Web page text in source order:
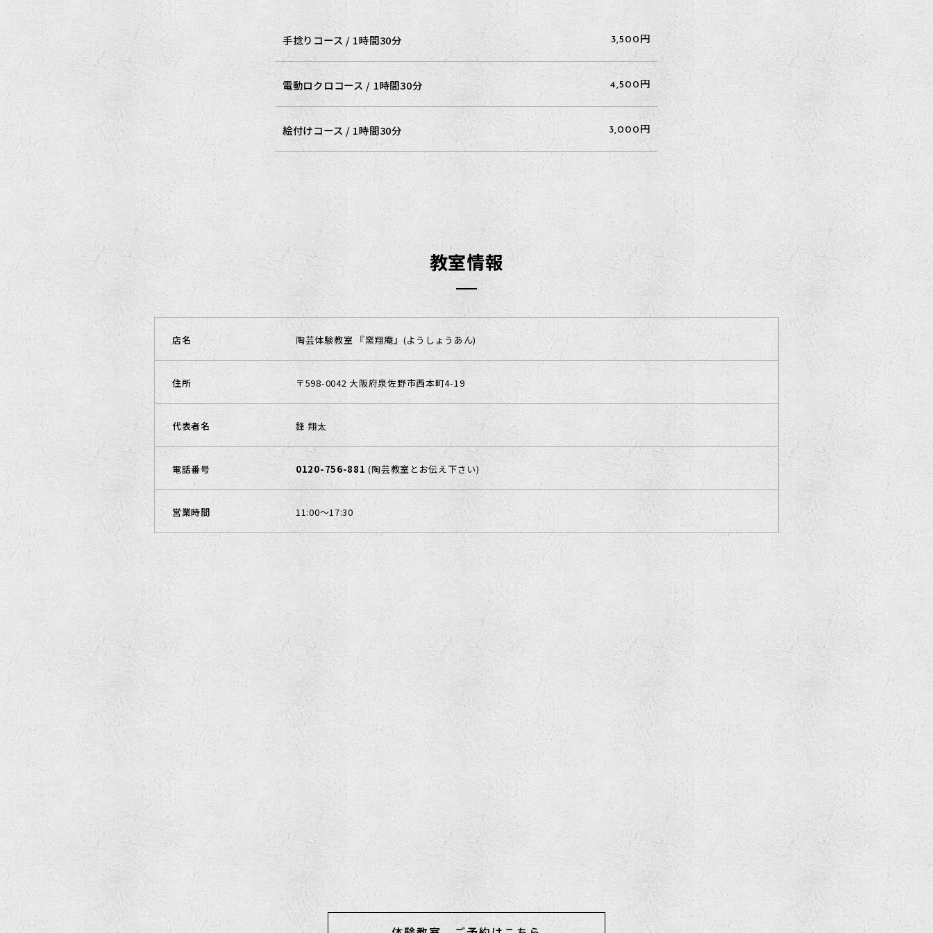
手捻りコース / 1時間30分 3,500円
電動ロクロコース / 1時間30分 4,500円
絵付けコース / 1時間30分 3,000円
教室情報
店名 陶芸体験教室 『窯翔庵』(ようしょうあん)
住所 〒598-0042 大阪府泉佐野市西本町4-19
代表者名 鋒 翔太
電話番号 0120-756-881 (陶芸教室とお伝え下さい)
営業時間 11:00～17:30